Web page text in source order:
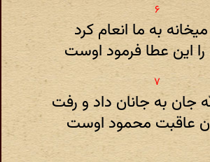
به ما انعام کرد
را این عطا فرمود اوست
جان به جانان داد و رفت
عاقبت محمود اوست